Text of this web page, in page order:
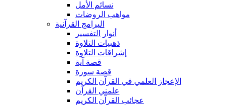
نسائم الأمل
مواهب الروضات
البرامج القرآنية
أنوار التفسير
ذهبيات التلاوة
إشراقات التلاوة
قصة آية
قصة سورة
الإعجاز العلمي في القرآن الكريم
علمني القرآن
عجائب القرآن الكريم